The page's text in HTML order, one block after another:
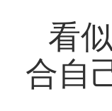
看
合自